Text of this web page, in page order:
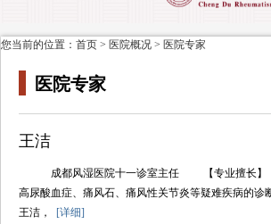
您当前的位置： 首页 > 医院概况 > 医院专家
医院专家
王洁
成都风湿医院十一诊室主任 【专业擅长】
高尿酸血症、痛风石、痛风性关节炎等疑难疾病的诊
王洁， [详细]